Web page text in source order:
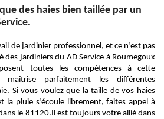
des haies bien taillée par un
de jardinier professionnel, et ce n’est pas
des jardiniers du AD Service à Roumegoux
toutes les compétences à cette
maîtrise parfaitement les différentes
Si vous voulez que la taille de vos haies
la pluie s’écoule librement, faites appel à
le 81120.Il est toujours votre allié dans